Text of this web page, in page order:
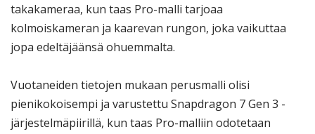
takakameraa, kun taas Pro-malli tarjoaa
kolmoiskameran ja kaarevan rungon, joka vaikuttaa
jopa edeltäjäänsä ohuemmalta.
Vuotaneiden tietojen mukaan perusmalli olisi
pienikokoisempi ja varustettu Snapdragon 7 Gen 3 -
järjestelmäpiirillä, kun taas Pro-malliin odotetaan